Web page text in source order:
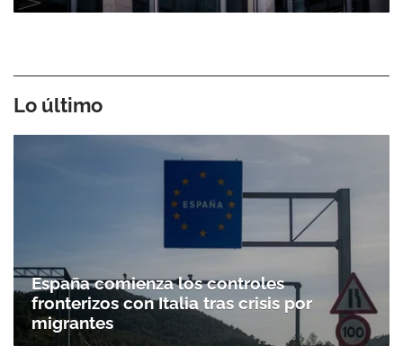
Lo último
España comienza los controles
fronterizos con Italia tras crisis por
migrantes